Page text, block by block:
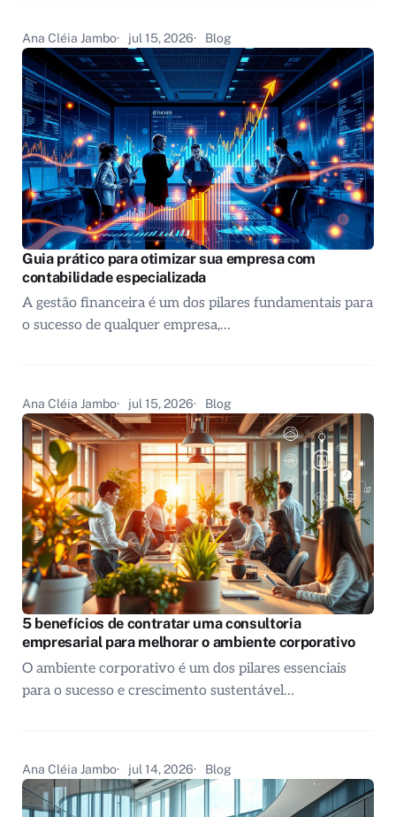
Ana Cléia Jambo jul 15, 2026 Blog
Guia prático para otimizar sua empresa com
contabilidade especializada
A gestão financeira é um dos pilares fundamentais para
o sucesso de qualquer empresa,…
Ana Cléia Jambo jul 15, 2026 Blog
5 benefícios de contratar uma consultoria
empresarial para melhorar o ambiente corporativo
O ambiente corporativo é um dos pilares essenciais
para o sucesso e crescimento sustentável…
Ana Cléia Jambo jul 14, 2026 Blog